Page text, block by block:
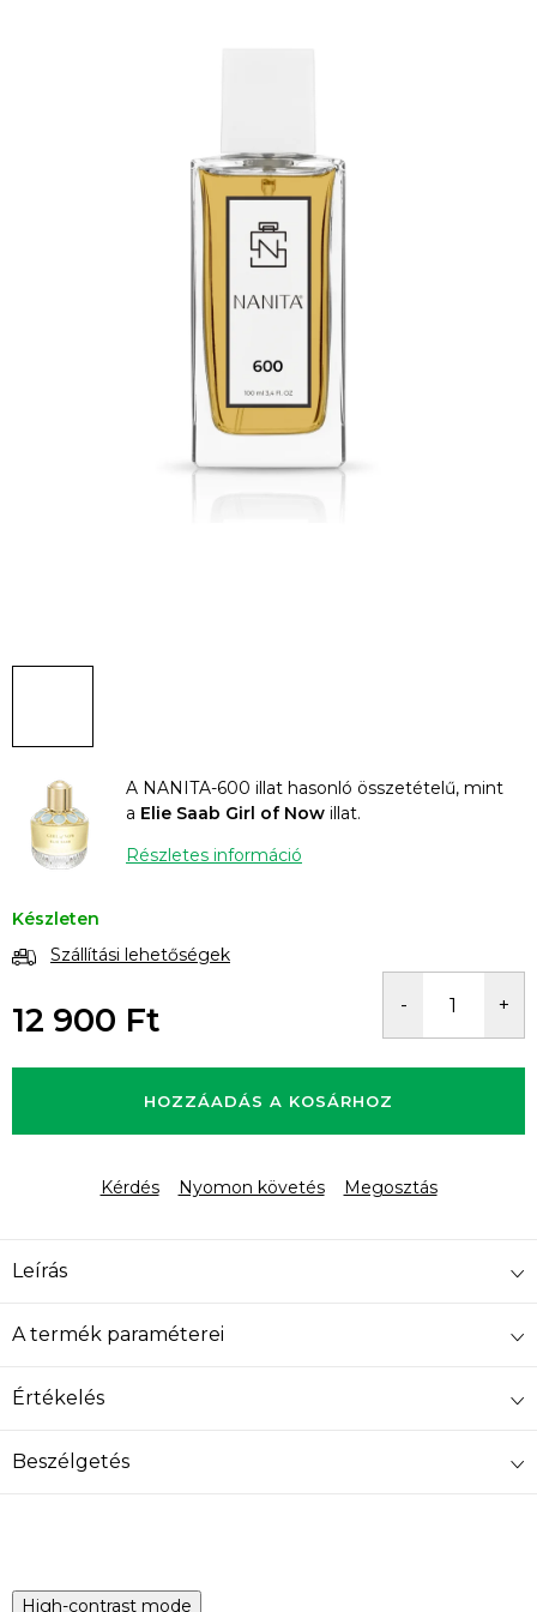
A NANITA-600 illat hasonló összetételű, mint
a Elie Saab Girl of Now illat.
Részletes információ
Készleten
Szállítási lehetőségek
12 900 Ft
HOZZÁADÁS A KOSÁRHOZ
Kérdés Nyomon követés Megosztás
Leírás
A termék paraméterei
Értékelés
Beszélgetés
High-contrast mode